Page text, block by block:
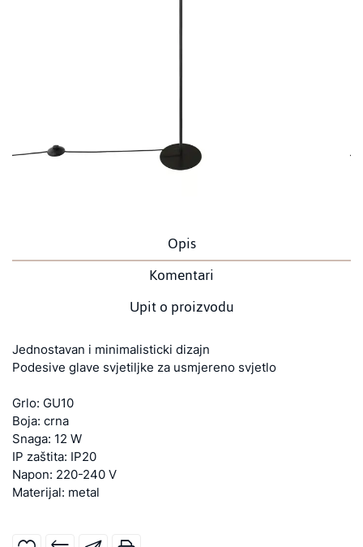
Opis
Komentari
Upit o proizvodu
Jednostavan i minimalisticki dizajn
Podesive glave svjetiljke za usmjereno svjetlo
Grlo: GU10
Boja: crna
Snaga: 12 W
IP zaštita: IP20
Napon: 220-240 V
Materijal: metal